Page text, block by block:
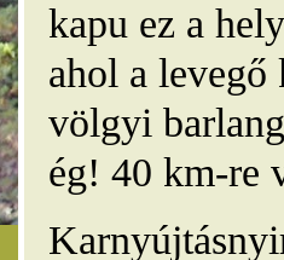
kapu ez a
ahol a levegő
völgyi
ég! 40 km-re